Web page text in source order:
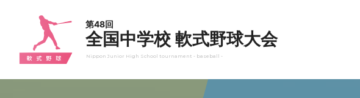
第48回
全国中学校 軟式野球大会
Nippon Junior High School tournament - baseball -